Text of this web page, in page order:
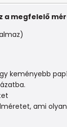
a megfelelő
keményebb
ami